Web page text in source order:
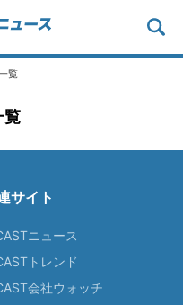
覧
覧
サイト
ニュース
トレンド
会社ウォッチ